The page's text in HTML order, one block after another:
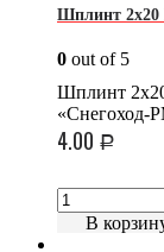
Шплинт 2х20
0 out of 5
Шплинт 2х20
«Снегоход-
4.00 Р
В